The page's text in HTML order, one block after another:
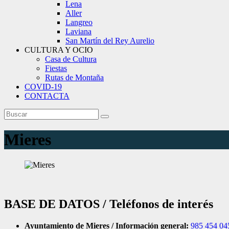
Lena
Aller
Langreo
Laviana
San Martín del Rey Aurelio
CULTURA Y OCIO
Casa de Cultura
Fiestas
Rutas de Montaña
COVID-19
CONTACTA
Mieres
BASE DE DATOS / Teléfonos de interés
Ayuntamiento de Mieres / Información general: 985 454